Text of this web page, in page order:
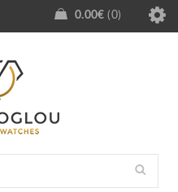
0.00€ 0